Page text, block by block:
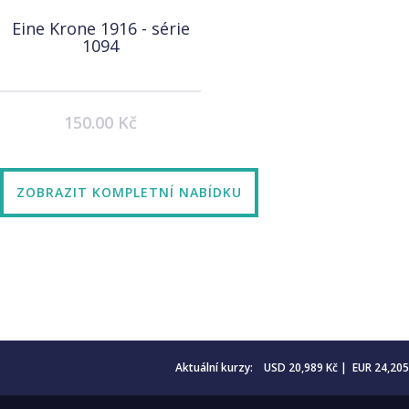
Eine Krone 1916 - série
1094
150.00 Kč
ZOBRAZIT KOMPLETNÍ NABÍDKU
Aktuální kurzy: USD 20,989 Kč | EUR